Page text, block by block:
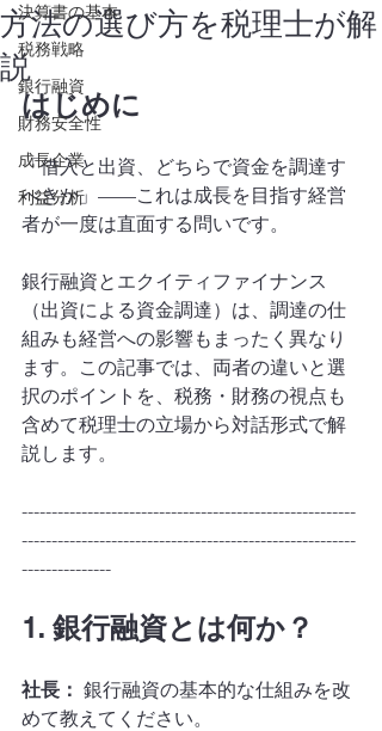
決算書の基本
税務戦略
銀行融資
財務安全性
成長企業
利益分析
方法の選び方を税理士が解
説
はじめに
「借入と出資、どちらで資金を調達す
べきか」——これは成長を目指す経営
者が一度は直面する問いです。
銀行融資とエクイティファイナンス
（出資による資金調達）は、調達の仕
組みも経営への影響もまったく異なり
ます。この記事では、両者の違いと選
択のポイントを、税務・財務の視点も
含めて税理士の立場から対話形式で解
説します。
--------------------------------------------------------
--------------------------------------------------------
---------------
1. 銀行融資とは何か？
社長： 銀行融資の基本的な仕組みを改
めて教えてください。